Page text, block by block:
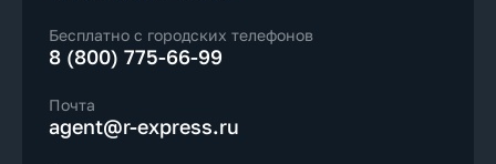
Бесплатно с городских телефонов
8 (800) 775-66-99
Почта
agent@r-express.ru